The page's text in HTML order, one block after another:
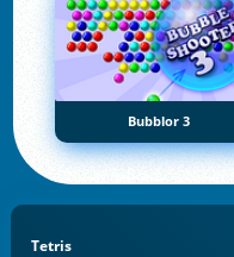
Bubblor 3
Tetris